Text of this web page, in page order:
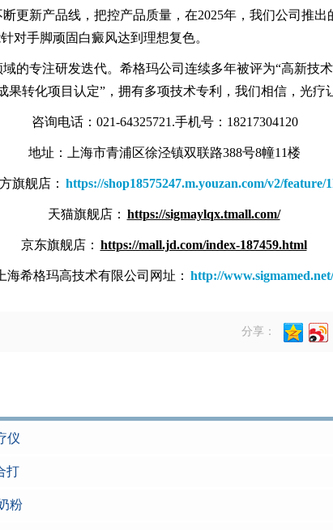
更新产品线，把控产品质量，在2025年，我们公司推出
对手脚顽固白癜风达到理想复色。
的专注研发迭代。希格玛公司连续多年被评为“高新技
果转化项目认定”，拥有多项技术专利，我们相信，光疗
咨询电话：021-64325721.手机号：18217304120
地址：上海市青浦区徐泾镇双联路388号8幢11楼
旗舰店： https://shop18575247.m.youzan.com/v2/
天猫旗舰店： https://sigmaylqx.tmall.com/
京东旗舰店： https://mall.jd.com/index-187459.html
上海希格玛高技术有限公司网址： http://www.sigmamed.net/
分享：
仪
打
粉